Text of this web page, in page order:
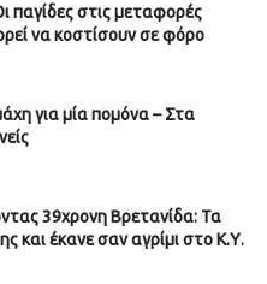
παγίδες στις μεταφορές
να κοστίσουν σε φόρο
για μία πομόνα – Στα
39χρονη Βρετανίδα: Τα
και έκανε σαν αγρίμι στο Κ.Υ.